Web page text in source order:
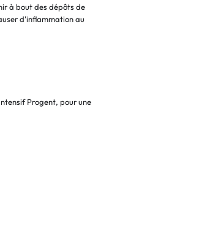
à bout des dépôts de
d'inflammation au
Progent, pour une